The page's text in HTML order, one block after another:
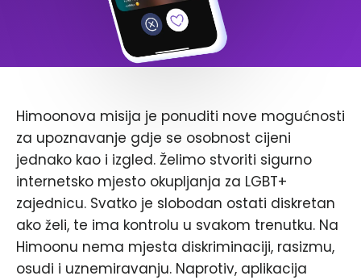
Himoonova misija je ponuditi nove mogućnosti
za upoznavanje gdje se osobnost cijeni
jednako kao i izgled. Želimo stvoriti sigurno
internetsko mjesto okupljanja za LGBT+
zajednicu. Svatko je slobodan ostati diskretan
ako želi, te ima kontrolu u svakom trenutku. Na
Himoonu nema mjesta diskriminaciji, rasizmu,
osudi i uznemiravanju. Naprotiv, aplikacija